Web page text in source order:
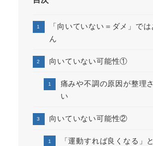
「向いていない＝ダメ」で
ん
向いていない可能性①
痛みや不調の原因が整理
い
向いていない可能性②
「運動すれば良くなる」